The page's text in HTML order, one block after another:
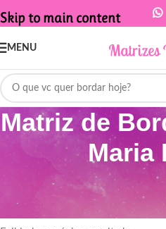
Skip to main content
MENU
Matriz de
Maria
Início
Produtos marcados com a tag